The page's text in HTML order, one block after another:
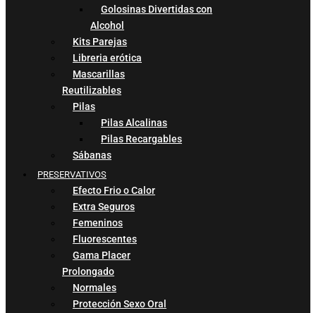
Golosinas Divertidas con
Alcohol
Kits Parejas
Libreria erótica
Mascarillas
Reutilizables
Pilas
Pilas Alcalinas
Pilas Recargables
Sábanas
PRESERVATIVOS
Efecto Frio o Calor
Extra Seguros
Femeninos
Fluorescentes
Gama Placer
Prolongado
Normales
Protección Sexo Oral